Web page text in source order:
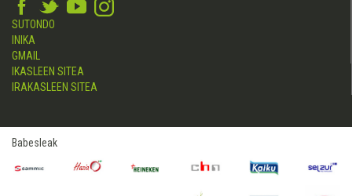
SUTONDO
INIKA
GMAIL
IKASLEEN SITEA
IRAKASLEEN SITEA
Babesleak